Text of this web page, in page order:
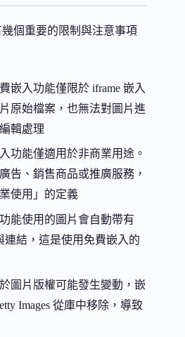
幾個重要的限制與注意事項
費嵌入功能僅限於 iframe 嵌入
原始檔案，也無法對圖片進
輯處理
入功能僅適用於非商業用途。
告、銷售商品或推廣服務，
使用」的定義
能使用的圖片會自動帶有
連結，這是使用免費嵌入的
圖片版權可能發生變動，嵌
Images 從庫中移除，導致